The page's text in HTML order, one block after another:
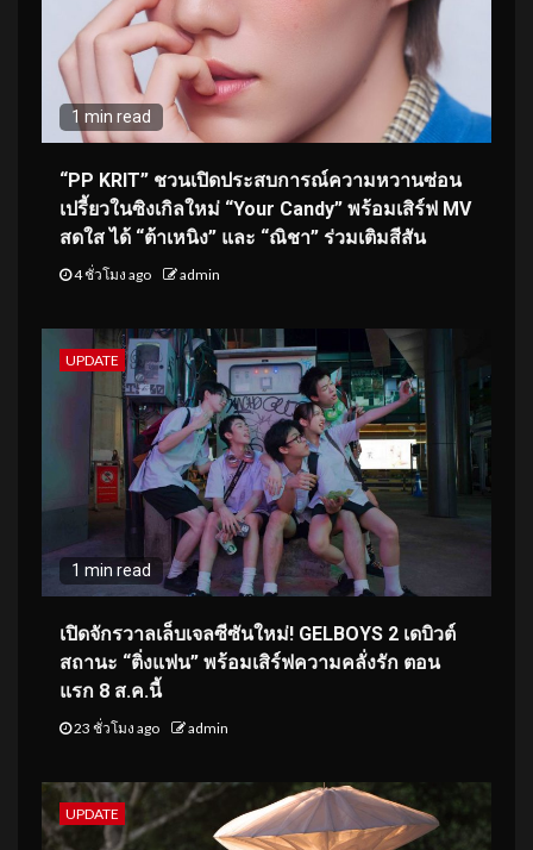
1 min read
“PP KRIT” ชวนเปิดประสบการณ์ความหวานซ่อน
เปรี้ยวในซิงเกิลใหม่ “Your Candy” พร้อมเสิร์ฟ MV
สดใส ได้ “ต้าเหนิง” และ “ณิชา” ร่วมเติมสีสัน
4 ชั่วโมง ago admin
UPDATE
1 min read
เปิดจักรวาลเล็บเจลซีซันใหม่! GELBOYS 2 เดบิวต์
สถานะ “ติ่งแฟน” พร้อมเสิร์ฟความคลั่งรัก ตอน
แรก 8 ส.ค.นี้
23 ชั่วโมง ago admin
UPDATE